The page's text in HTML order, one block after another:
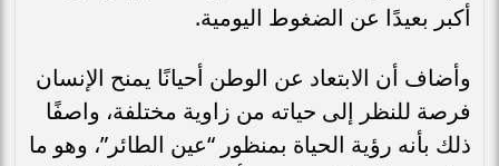
أكبر بعيدًا عن الضغوط اليومية.
وأضاف أن الابتعاد عن الوطن أحيانًا يمنح الإنسان
فرصة للنظر إلى حياته من زاوية مختلفة، واصفًا
ذلك بأنه رؤية الحياة بمنظور “عين الطائر”، وهو ما